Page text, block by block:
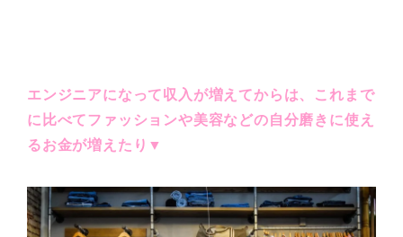
エンジニアになって収入が増えてからは、これまで
に比べてファッションや美容などの自分磨きに使え
るお金が増えたり▼